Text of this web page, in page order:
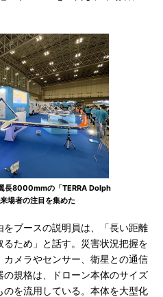
長8000mmの「TERRA Dolph
場者の注目を集めた
ブースの説明員は、「長い距離
ため」と話す。災害状況把握を
メラやセンサー、衛星との通信
規格は、ドローン本体のサイズ
を流用している。本体を大型化